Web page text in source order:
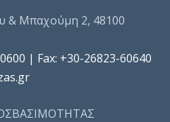
& Μπαχούμη 2, 48100
| Fax: +30-26823-60640